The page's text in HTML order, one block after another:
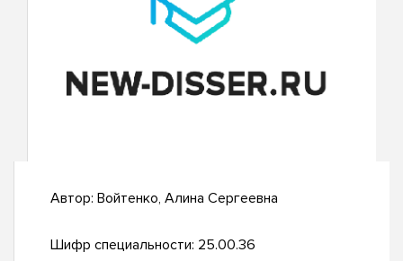
Автор: Войтенко, Алина Сергеевна
Шифр специальности: 25.00.36